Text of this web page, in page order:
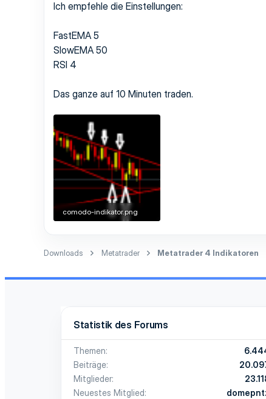
Ich empfehle die Einstellungen:
FastEMA 5
SlowEMA 50
RSI 4
Das ganze auf 10 Minuten traden.
comodo-indikator.png
Downloads Metatrader Metatrader 4 Indikatoren
Statistik des Forums
Themen
Beiträge
Mitglieder
Neuestes Mitglied